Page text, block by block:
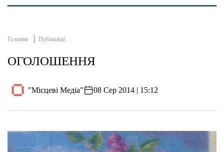
Головна Публікації
ОГОЛОШЕННЯ
"Місцеві Медіа" 08 Сер 2014 | 15:12